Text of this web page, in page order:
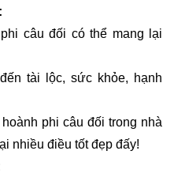
câu đối có thể mang lại
tài lộc, sức khỏe, hạnh
phi câu đối trong nhà
nhiều điều tốt đẹp đấy!